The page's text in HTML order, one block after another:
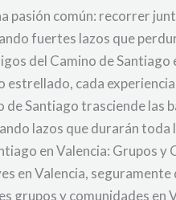
pasión común: recorrer
fuertes lazos que
del Camino de
cada
de Santiago trasciende
lazos que durarán toda
en Valencia: Grupos y
en Valencia,
grupos y comunidades